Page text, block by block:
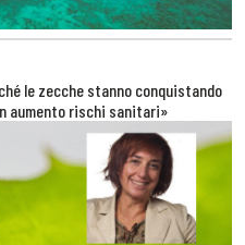
le zecche stanno conquistando
aumento rischi sanitari»